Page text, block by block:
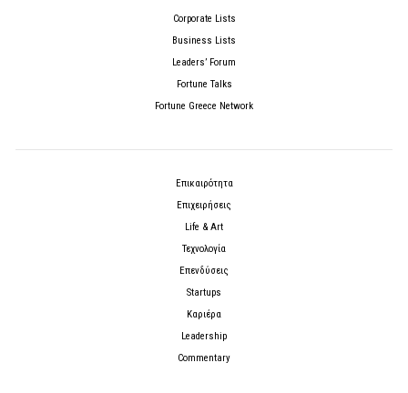
Corporate Lists
Business Lists
Leaders’ Forum
Fortune Talks
Fortune Greece Network
Επικαιρότητα
Επιχειρήσεις
Life & Art
Τεχνολογία
Επενδύσεις
Startups
Καριέρα
Leadership
Commentary